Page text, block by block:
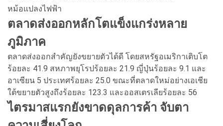
หม้อแปลงไฟฟ้า
ตลาดส่งออกหลักโตแข็งแกร่งหลาย
ภูมิภาค
ตลาดส่งออกสำคัญยังขยายตัวได้ดี โดยสหรัฐอเมริกาเติบโต
ร้อยละ 41.9 สหภาพยุโรปร้อยละ 21.9 ญี่ปุ่นร้อยละ 9.1 และ
อาเซียน 5 ประเทศร้อยละ 25.0 ขณะที่ตลาดใหม่อย่างเอเชีย
ใต้ขยายตัวสูงถึงร้อยละ 123.3 และออสเตรเลียร้อยละ 56
ไตรมาสแรกยังขาดดุลการค้า จับตา